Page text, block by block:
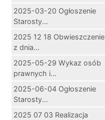
2025-03-20 Ogłoszenie
Starosty...
2025 12 18 Obwieszczenie
z dnia...
2025-05-29 Wykaz osób
prawnych i...
2025-06-04 Ogłoszenie
Starosty...
2025 07 03 Realizacja